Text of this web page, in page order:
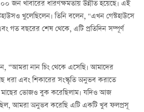
জন খাবারের ধারণক্ষমতায় উন্নীত হয়েছে। এই
খুলেছিলেন। তিনি বলেন, "এখন গেস্টহাউসে
গত বছরের শেষ থেকে, এটি প্রতিদিন সম্পূর্ণ
“আমরা নান চিং থেকে এসেছি। আমাদের
ধরা এবং শিকারের সংস্কৃতি অনুভব করাতে
মাছের ভোজও বুক করেছিলাম। যদিও আজ
ছিল, আমরা অনুভব করেছি এটি একটি খুব ফলপ্রসূ